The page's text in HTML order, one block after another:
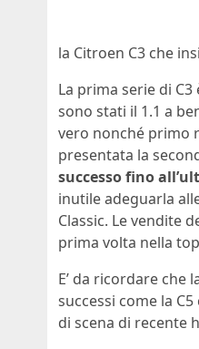
la Citroen C3 che
La prima serie di
sono stati il 1.1 a
vero nonché primo
presentata la
successo fino
inutile adeguarla
Classic. Le vendite
prima volta nella
E’ da ricordare
successi come la
di scena di recente